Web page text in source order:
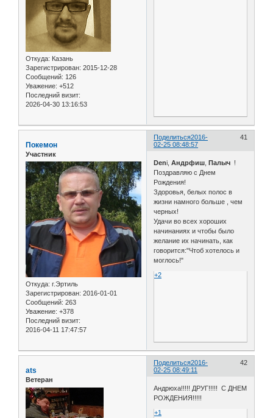
Откуда: Казань
Зарегистрирован: 2015-12-28
Сообщений: 126
Уважение: +512
Последний визит:
2026-04-30 13:16:53
Поделиться 41
2016-
02-25 08:48:57
Покемон
Участник
Откуда: г.Эртиль
Зарегистрирован: 2016-01-01
Сообщений: 263
Уважение: +378
Последний визит:
2016-04-11 17:47:57
Deni,Андрфиш ,Палыч !
Поздравляю с Днем
Рождения!
Здоровья, белых полос в
жизни намного больше , чем
черных!
Удачи во всех хороших
начинаниях и чтобы было
желание их начинать, как
говорится:"Чтоб хотелось и
моглось!"
+2
Поделиться 42
2016-
02-25 08:49:11
ats
Ветеран
Андрюха!!!!! ДРУГ!!!!! С ДНЕМ
РОЖДЕНИЯ!!!!!
+1